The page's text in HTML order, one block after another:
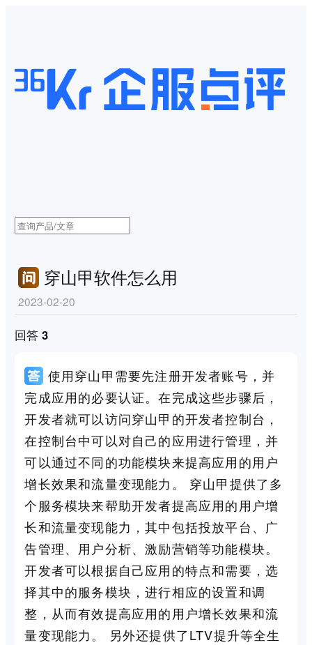
穿山甲软件怎么用
2023-02-20
回答 3
使用穿山甲需要先注册开发者账号，并
完成应用的必要认证。在完成这些步骤后，
开发者就可以访问穿山甲的开发者控制台，
在控制台中可以对自己的应用进行管理，并
可以通过不同的功能模块来提高应用的用户
增长效果和流量变现能力。 穿山甲提供了多
个服务模块来帮助开发者提高应用的用户增
长和流量变现能力，其中包括投放平台、广
告管理、用户分析、激励营销等功能模块。
开发者可以根据自己应用的特点和需要，选
择其中的服务模块，进行相应的设置和调
整，从而有效提高应用的用户增长效果和流
量变现能力。 另外还提供了LTV提升等全生